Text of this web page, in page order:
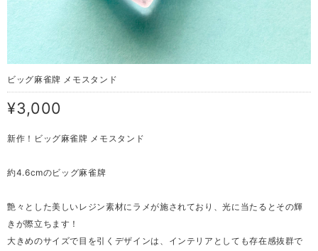
ビッグ麻雀牌 メモスタンド
¥3,000
新作！ビッグ麻雀牌 メモスタンド
約4.6cmのビッグ麻雀牌
艶々とした美しいレジン素材にラメが施されており、光に当たるとその輝
きが際立ちます！
大きめのサイズで目を引くデザインは、インテリアとしても存在感抜群で